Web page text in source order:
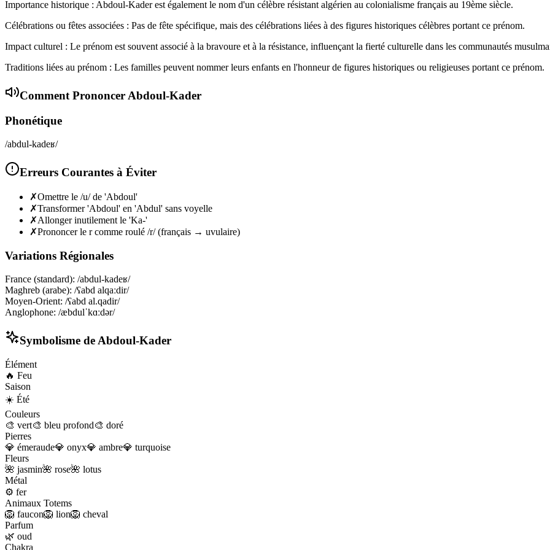
Importance historique : Abdoul-Kader est également le nom d'un célèbre résistant algérien au colonialisme français au 19ème siècle.
Célébrations ou fêtes associées : Pas de fête spécifique, mais des célébrations liées à des figures historiques célèbres portant ce prénom.
Impact culturel : Le prénom est souvent associé à la bravoure et à la résistance, influençant la fierté culturelle dans les communautés
Traditions liées au prénom : Les familles peuvent nommer leurs enfants en l'honneur de figures historiques ou religieuses portant ce prénom.
Comment Prononcer Abdoul-Kader
Phonétique
/abdul-kadeʁ/
Erreurs Courantes à Éviter
✗Omettre le /u/ de 'Abdoul'
✗Transformer 'Abdoul' en 'Abdul' sans voyelle
✗Allonger inutilement le 'Ka-'
✗Prononcer le r comme roulé /r/ (français → uvulaire)
Variations Régionales
France (standard): /abdul-kadeʁ/
Maghreb (arabe): /ʕabd alqaːdir/
Moyen-Orient: /ʕabd al.qadir/
Anglophone: /æbdulˈkɑːdər/
Symbolisme de Abdoul-Kader
Élément
🔥 Feu
Saison
☀️ Été
Couleurs
🎨 vert🎨 bleu profond🎨 doré
Pierres
💎 émeraude💎 onyx💎 ambre💎 turquoise
Fleurs
🌺 jasmin🌺 rose🌺 lotus
Métal
⚙️ fer
Animaux Totems
🦁 faucon🦁 lion🦁 cheval
Parfum
🌿 oud
Chakra